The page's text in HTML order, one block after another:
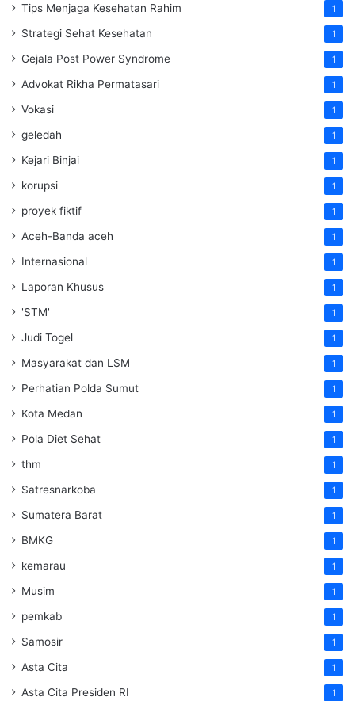
Tips Menjaga Kesehatan Rahim 1
Strategi Sehat Kesehatan 1
Gejala Post Power Syndrome 1
Advokat Rikha Permatasari 1
Vokasi 1
geledah 1
Kejari Binjai 1
korupsi 1
proyek fiktif 1
Aceh-Banda aceh 1
Internasional 1
Laporan Khusus 1
'STM' 1
Judi Togel 1
Masyarakat dan LSM 1
Perhatian Polda Sumut 1
Kota Medan 1
Pola Diet Sehat 1
thm 1
Satresnarkoba 1
Sumatera Barat 1
BMKG 1
kemarau 1
Musim 1
pemkab 1
Samosir 1
Asta Cita 1
Asta Cita Presiden RI 1